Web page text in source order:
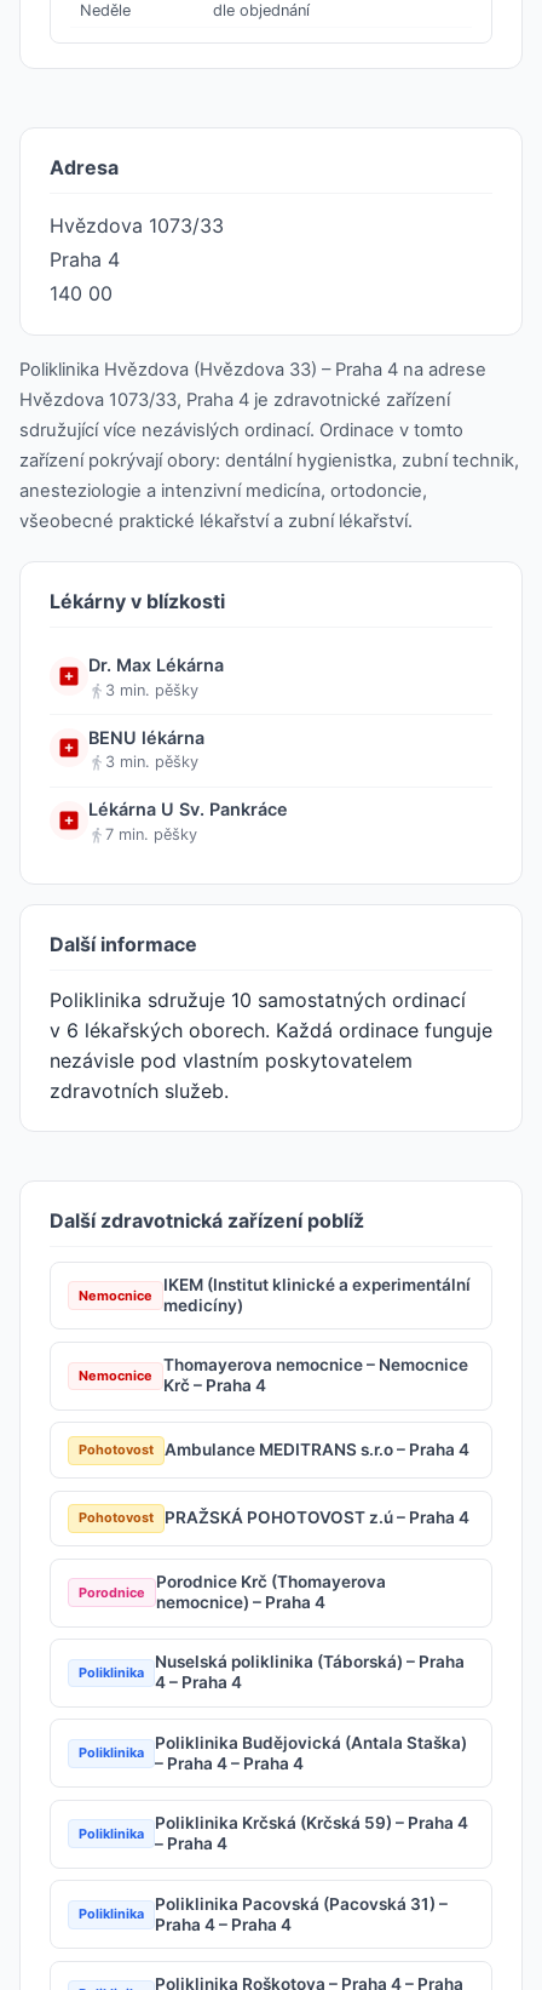
Neděle
dle objednání
Adresa
Hvězdova 1073/33
Praha 4
140 00
Poliklinika Hvězdova (Hvězdova 33) – Praha 4 na adrese
Hvězdova 1073/33, Praha 4 je zdravotnické zařízení
sdružující více nezávislých ordinací. Ordinace v tomto
zařízení pokrývají obory: dentální hygienistka, zubní technik,
anesteziologie a intenzivní medicína, ortodoncie,
všeobecné praktické lékařství a zubní lékařství.
Lékárny v blízkosti
Dr. Max Lékárna
3 min. pěšky
BENU lékárna
3 min. pěšky
Lékárna U Sv. Pankráce
7 min. pěšky
Další informace
Poliklinika sdružuje 10 samostatných ordinací
v 6 lékařských oborech. Každá ordinace funguje
nezávisle pod vlastním poskytovatelem
zdravotních služeb.
Další zdravotnická zařízení poblíž
Nemocnice
IKEM (Institut klinické a experimentální
medicíny)
Nemocnice
Thomayerova nemocnice – Nemocnice
Krč – Praha 4
Pohotovost Ambulance MEDITRANS s.r.o – Praha 4
Pohotovost PRAŽSKÁ POHOTOVOST z.ú – Praha 4
Porodnice
Porodnice Krč (Thomayerova
nemocnice) – Praha 4
Poliklinika
Nuselská poliklinika (Táborská) – Praha
4 – Praha 4
Poliklinika
Poliklinika Budějovická (Antala Staška)
– Praha 4 – Praha 4
Poliklinika
Poliklinika Krčská (Krčská 59) – Praha 4
– Praha 4
Poliklinika
Poliklinika Pacovská (Pacovská 31) –
Praha 4 – Praha 4
Poliklinika Roškotova – Praha 4 – Praha